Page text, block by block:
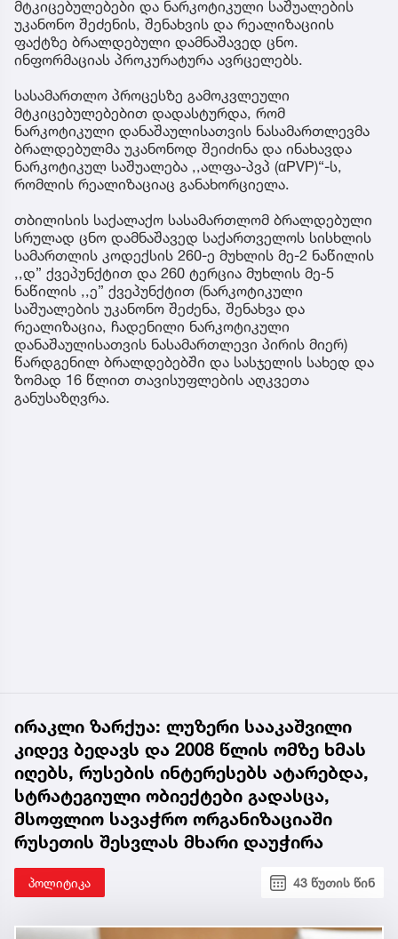
მტკიცებულებები და ნარკოტიკული საშუალების
უკანონო შეძენის, შენახვის და რეალიზაციის
ფაქტზე ბრალდებული დამნაშავედ ცნო.
ინფორმაციას პროკურატურა ავრცელებს.
სასამართლო პროცესზე გამოკვლეული
მტკიცებულებებით დადასტურდა, რომ
ნარკოტიკული დანაშაულისათვის ნასამართლევმა
ბრალდებულმა უკანონოდ შეიძინა და ინახავდა
ნარკოტიკულ საშუალება ,,ალფა-პვპ (αPVP)“-ს,
რომლის რეალიზაციაც განახორციელა.
თბილისის საქალაქო სასამართლომ ბრალდებული
სრულად ცნო დამნაშავედ საქართველოს სისხლის
სამართლის კოდექსის 260-ე მუხლის მე-2 ნაწილის
,,დ” ქვეპუნქტით და 260 ტერცია მუხლის მე-5
ნაწილის ,,ე” ქვეპუნქტით (ნარკოტიკული
საშუალების უკანონო შეძენა, შენახვა და
რეალიზაცია, ჩადენილი ნარკოტიკული
დანაშაულისათვის ნასამართლევი პირის მიერ)
წარდგენილ ბრალდებებში და სასჯელის სახედ და
ზომად 16 წლით თავისუფლების აღკვეთა
განუსაზღვრა.
ირაკლი ზარქუა: ლუზერი სააკაშვილი
კიდევ ბედავს და 2008 წლის ომზე ხმას
იღებს, რუსების ინტერესებს ატარებდა,
სტრატეგიული ობიექტები გადასცა,
მსოფლიო სავაჭრო ორგანიზაციაში
რუსეთის შესვლას მხარი დაუჭირა
პოლიტიკა 43 წუთის წინ